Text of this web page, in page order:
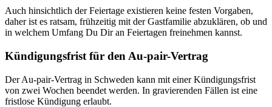
Auch hinsichtlich der Feiertage existieren keine festen Vorgaben,
daher ist es ratsam, frühzeitig mit der Gastfamilie abzuklären, ob und
in welchem Umfang Du Dir an Feiertagen freinehmen kannst.
Kündigungsfrist für den Au-pair-Vertrag
Der Au-pair-Vertrag in Schweden kann mit einer Kündigungsfrist
von zwei Wochen beendet werden. In gravierenden Fällen ist eine
fristlose Kündigung erlaubt.